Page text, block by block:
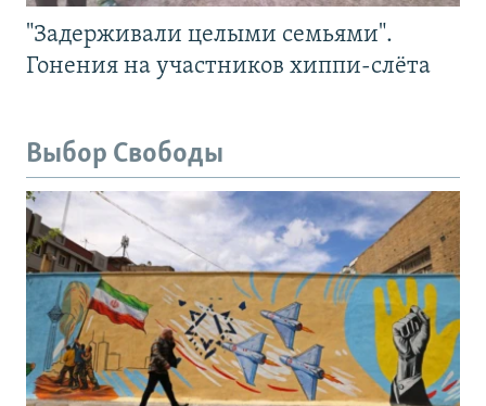
"Задерживали целыми семьями".
Гонения на участников хиппи-слёта
Выбор Свободы